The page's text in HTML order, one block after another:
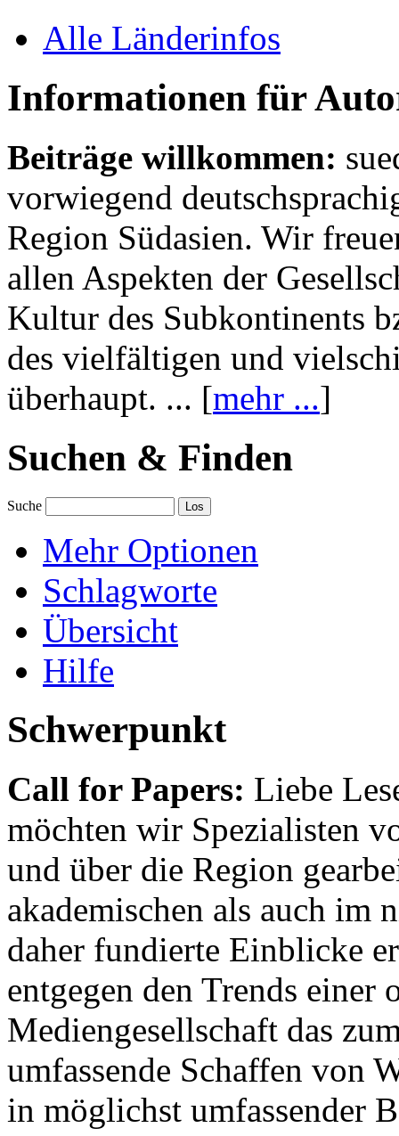
Alle Länderinfos
Informationen für
Beiträge willkommen:
vorwiegend
Region Südasien. Wir
allen Aspekten der
Kultur des Subkontinents
des vielfältigen und
überhaupt. ... [mehr ...]
Suchen & Finden
Suche
Mehr Optionen
Schlagworte
Übersicht
Hilfe
Schwerpunkt
Call for Papers: Liebe
möchten wir Spezialisten
und über die Region
akademischen als auch im
daher fundierte Einblicke
entgegen den Trends einer
Mediengesellschaft das
umfassende Schaffen von
in möglichst umfassender